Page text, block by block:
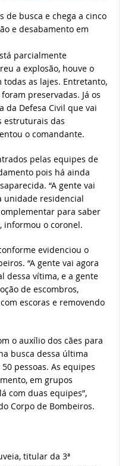
de busca e chega a cinco
e desabamento em
parcialmente
a explosão, houve o
as lajes. Entretanto,
preservadas. Já os
da Defesa Civil que vai
estruturais das
o comandante.
pelas equipes de
pois há ainda
“A gente vai
unidade residencial
para saber
informou o coronel.
evidenciou o
“A gente vai agora
dessa vítima, e a gente
de escombros,
escoras e removendo
o auxílio dos cães para
busca dessa última
pessoas. As equipes
em grupos
com duas equipes”,
Corpo de Bombeiros.
titular da 3ª